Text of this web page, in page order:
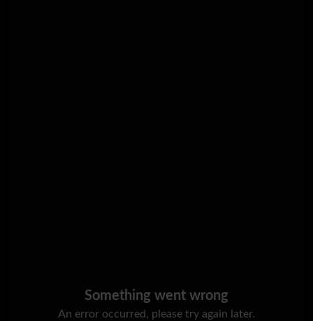
Something went wrong
An error occurred, please try again later.